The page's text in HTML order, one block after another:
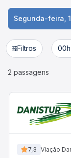
Segunda-feira,
Filtros
2 passagens
7,3 Viação